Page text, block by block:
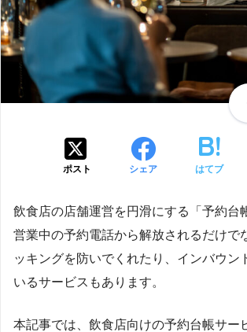
ポスト シェア はてブ
飲食店の店舗運営を円滑にする「予約台
営業中の予約電話から解放されるだけで
ッキングを防いでくれたり、インバウン
いるサービスもあります。
本記事では、飲食店向けの予約台帳サー